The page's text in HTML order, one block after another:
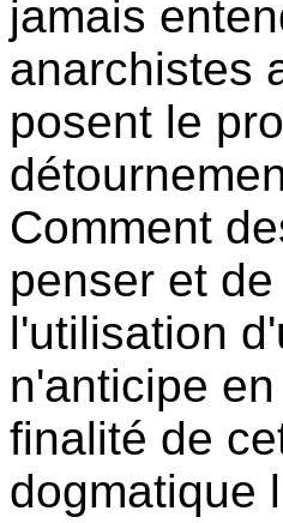
jamais
anarchistes
posent le
Comment
penser et
l'utilisation
n'anticipe
finalité de
dogmatique